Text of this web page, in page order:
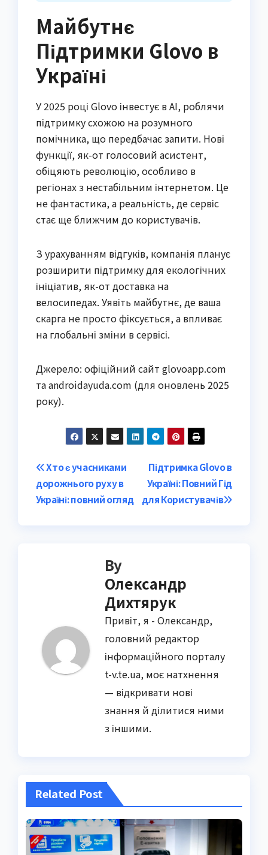
Майбутнє
Підтримки Glovo в
Україні
У 2025 році Glovo інвестує в AI, роблячи
підтримку схожою на розумного
помічника, що передбачає запити. Нові
функції, як-от голосовий асистент,
обіцяють революцію, особливо в
регіонах з нестабільним інтернетом. Це
не фантастика, а реальність, де сервіс
стає ще ближчим до користувачів.
З урахуванням відгуків, компанія планує
розширити підтримку для екологічних
ініціатив, як-от доставка на
велосипедах. Уявіть майбутнє, де ваша
скарга не просто фіксується, а впливає
на глобальні зміни в сервісі.
Джерело: офіційний сайт glovoapp.com
та androidayuda.com (для оновлень 2025
року).
Post
navigation
Підтримка Glovo в
Україні: Повний Гід
для Користувачів
Хто є учасниками
дорожнього руху в
Україні: повний огляд
By
Олександр
Дихтярук
Привіт, я - Олександр,
головний редактор
інформаційного порталу
t-v.te.ua, моє натхнення
— відкривати нові
знання й ділитися ними
з іншими.
Related Post